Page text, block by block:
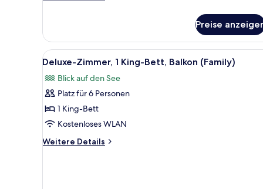
Zimmer,
2 Einzelbetten,
barrierefrei
Preise
Alle
Fotos
für
Deluxe-
Zimmer,
1 King-
Bett,
Balkon
Ein Hotelzimmer mit einem
6
Deluxe-Zimmer, 1 King-Bett, Balkon (Family)
Blick auf den See
Platz für 6 Personen
1 King-Bett
Kostenloses WLAN
Weitere Details
Weitere